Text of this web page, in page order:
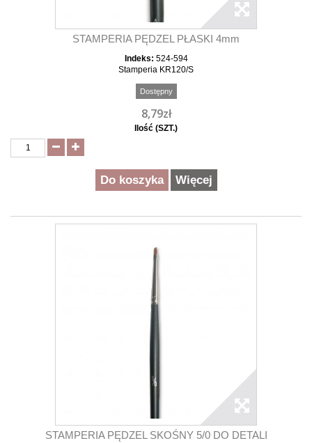
STAMPERIA PĘDZEL PŁASKI 4mm
Indeks: 524-594
Stamperia KR120/S
Dostępny
8,79zł
Ilość (SZT.)
Do koszyka Więcej
STAMPERIA PĘDZEL SKOŚNY 5/0 DO DETALI